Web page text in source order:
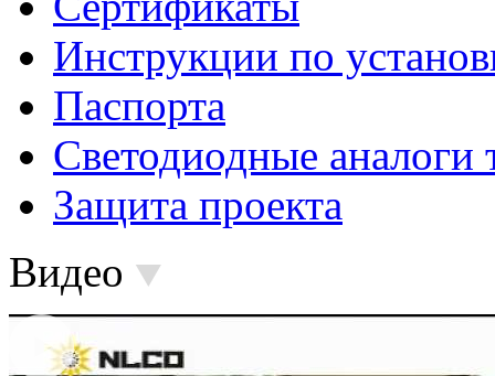
Инструкции по
Паспорта
Светодиодные аналоги
Защита проекта
Видео